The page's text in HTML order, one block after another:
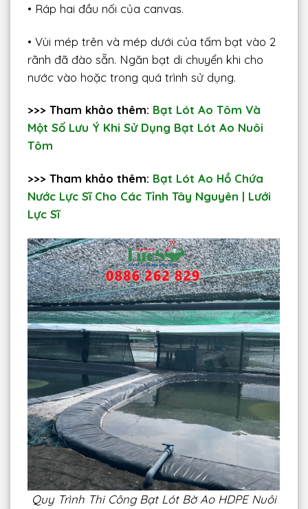
• Ráp hai đầu nối của canvas.
• Vùi mép trên và mép dưới của tấm bạt vào 2
rãnh đã đào sẵn. Ngăn bạt di chuyển khi cho
nước vào hoặc trong quá trình sử dụng.
>>> Tham khảo thêm: Bạt Lót Ao Tôm Và
Một Số Lưu Ý Khi Sử Dụng Bạt Lót Ao Nuôi
Tôm
>>> Tham khảo thêm: Bạt Lót Ao Hồ Chứa
Nước Lực Sĩ Cho Các Tỉnh Tây Nguyên | Lưới
Lực Sĩ
Quy Trình Thi Công Bạt Lót Bờ Ao HDPE Nuôi